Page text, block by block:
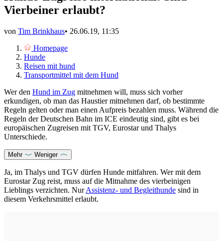
Vierbeiner erlaubt?
von Tim Brinkhaus• 26.06.19, 11:35
Homepage
Hunde
Reisen mit hund
Transportmittel mit dem Hund
Wer den Hund im Zug mitnehmen will, muss sich vorher
erkundigen, ob man das Haustier mitnehmen darf, ob bestimmte
Regeln gelten oder man einen Aufpreis bezahlen muss. Während die
Regeln der Deutschen Bahn im ICE eindeutig sind, gibt es bei
europäischen Zugreisen mit TGV, Eurostar und Thalys
Unterschiede.
Mehr Weniger
Ja, im Thalys und TGV dürfen Hunde mitfahren. Wer mit dem
Eurostar Zug reist, muss auf die Mitnahme des vierbeinigen
Lieblings verzichten. NurAssistenz- und Begleithunde sind in
diesem Verkehrsmittel erlaubt.